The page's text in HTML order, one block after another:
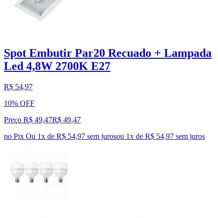
Spot Embutir Par20 Recuado + Lampada
Led 4,8W 2700K E27
R$ 54,97
10% OFF
Preço R$ 49,47R$ 49,47
no Pix Ou 1x de R$ 54,97 sem jurosou 1x de R$ 54,97 sem juros